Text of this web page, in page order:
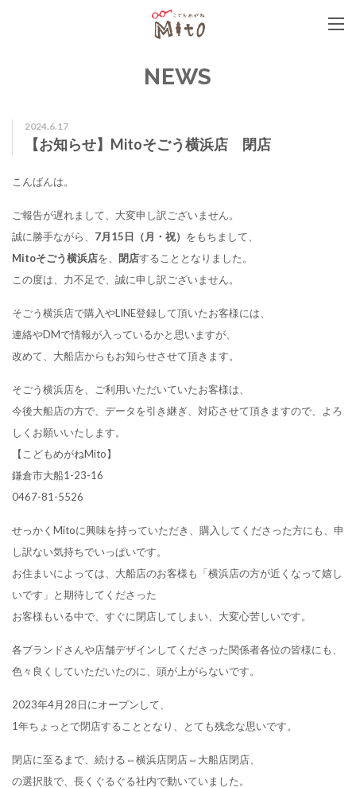
NEWS
2024.6.17
【お知らせ】Mitoそごう横浜店 閉店
こんばんは。
ご報告が遅れまして、大変申し訳ございません。
誠に勝手ながら、 7月15日（月・祝） をもちまして、
Mitoそごう横浜店を、 閉店することとなりました。
この度は、力不足で、誠に申し訳ございません。
そごう横浜店で購入やLINE登録して頂いたお客様には、
連絡やDMで情報が入っているかと思いますが、
改めて、大船店からもお知らせさせて頂きます。
そごう横浜店を、ご利用いただいていたお客様は、
今後大船店の方で、データを引き継ぎ、対応させて頂きますので、よろ
しくお願いいたします。
【こどもめがねMito】
鎌倉市大船1-23-16
0467-81-5526
せっかくMitoに興味を持っていただき、購入してくださった方にも、申
し訳ない気持ちでいっぱいです。
お住まいによっては、大船店のお客様も「横浜店の方が近くなって嬉し
いです」と期待してくださった
お客様もいる中で、すぐに閉店してしまい、大変心苦しいです。
各ブランドさんや店舗デザインしてくださった関係者各位の皆様にも、
色々良くしていただいたのに、頭が上がらないです。
2023年4月28日にオープンして、
1年ちょっとで閉店することとなり、とても残念な思いです。
閉店に至るまで、続ける⇔横浜店閉店⇔大船店閉店、
の選択肢で、長くぐるぐる社内で動いていました。